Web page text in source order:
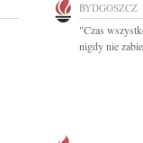
BYDGOSZCZ
"Czas
nigdy nie